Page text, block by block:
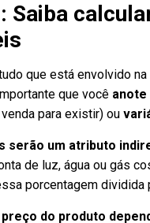
Saiba
que está envolvido
que você
para existir) ou
serão um atributo
de luz, água ou gás
porcentagem
preço do produto